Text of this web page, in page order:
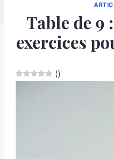
Table de 9
exercices
()